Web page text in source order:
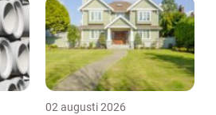
02 augusti 2026